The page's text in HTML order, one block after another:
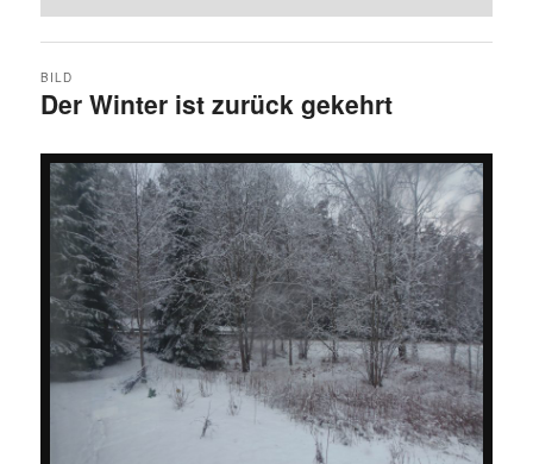
Der Winter ist zurück gekehrt
BILD